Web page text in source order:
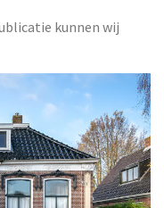
kunnen wij